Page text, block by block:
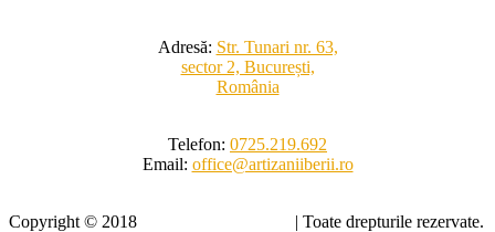
Adresă: Str. Tunari nr. 63,
sector 2, București,
România
Telefon: 0725.219.692
Email: office@artizaniiberii.ro
Copyright © 2018
| Toate drepturile rezervate.